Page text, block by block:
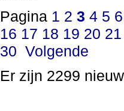
Pagina 1 2 3 4 5 6
16 17 18 19 20 21
30 Volgende
Er zijn 2299